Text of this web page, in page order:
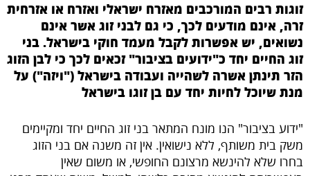
format_underlined
קו תחתי לקישורים
זוגות רבים המורכבים מאזרח ישראלי ואזרח או אזרחית
זרה, אינם מודעים לכך, כי גם לבני זוג אשר אינם
נשואים, יש אפשרות לקבל מעמד חוקי בישראל. בני
זוג החיים יחד כ"ידועים בציבור" זכאים לכך כי לבן הזוג
הזר תינתן אשרה לשהייה ועבודה בישראל ("ויזה") על
מנת שיוכל לחיות יחד עם בן זוגו בישראל
"ידוע בציבור" הנו מונח המתאר בני זוג החיים יחד ומקיימים
משק בית משותף, ללא נישואין. אין זה משנה אם בני הזוג
בחרו שלא להינשא מרצונם החופשי, או משום שאין